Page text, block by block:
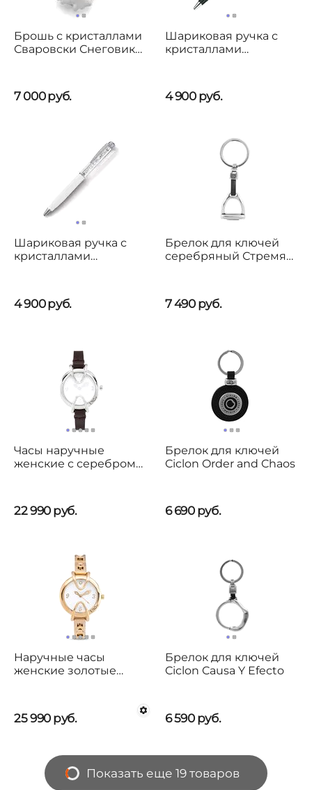
Брошь с кристаллами
Сваровски Снеговик
7 000руб.
Шариковая ручка с
кристаллами
4 900 руб.
Шариковая ручка с
кристаллами
4 900руб.
Брелок для ключей
серебряный Стремя
7 490 руб.
Часы наручные
женские с серебром
22 990 руб.
Брелок для ключей
Ciclon Order and Chaos
6 690 руб.
Наручные часы
женские золотые
25 990 руб.
Брелок для ключей
Ciclon Causa Y Efecto
6 590 руб.
Показать еще 19 товаров